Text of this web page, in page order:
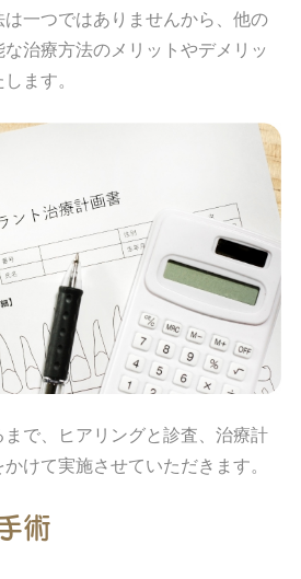
一つではありませんから、他の
治療方法のメリットやデメリッ
ます。
で、ヒアリングと診査、治療計
けて実施させていただきます。
術